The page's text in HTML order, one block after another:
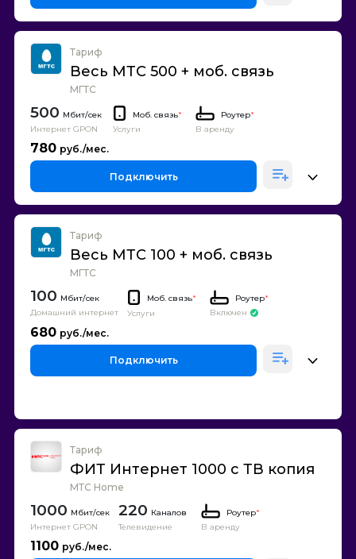
Тариф
Весь МТС 500 + моб. связь
МГТС
500
Интернет GPON
Моб. связь*
Услуги
Роутер*
В аренду
780
Подключить
Тариф
Весь МТС 100 + моб. связь
МГТС
100
Домашний интернет
Моб. связь*
Услуги
Роутер*
Включен
680
Подключить
Тариф
ФИТ Интернет 1000 с ТВ копия
МТС Home
1000
Интернет GPON
220 Каналов
Телевидение
Роутер*
В аренду
1100